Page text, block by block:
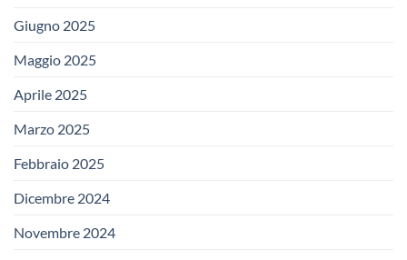
Giugno 2025
Maggio 2025
Aprile 2025
Marzo 2025
Febbraio 2025
Dicembre 2024
Novembre 2024